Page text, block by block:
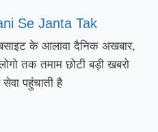
Se Janta Tak
के आलावा दैनिक अखबार,
तक तमाम छोटी बड़ी खबरो
सेवा पहुंचाती है